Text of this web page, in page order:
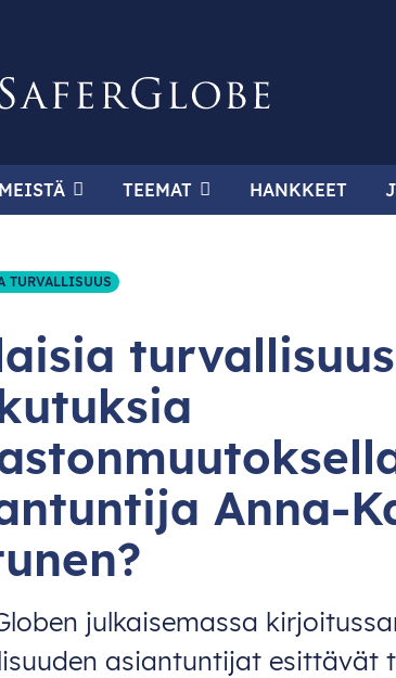
TEEMAT HANKKEET
TURVALLISUUS
Anna-
julkaisemassa
asiantuntijat esittävät